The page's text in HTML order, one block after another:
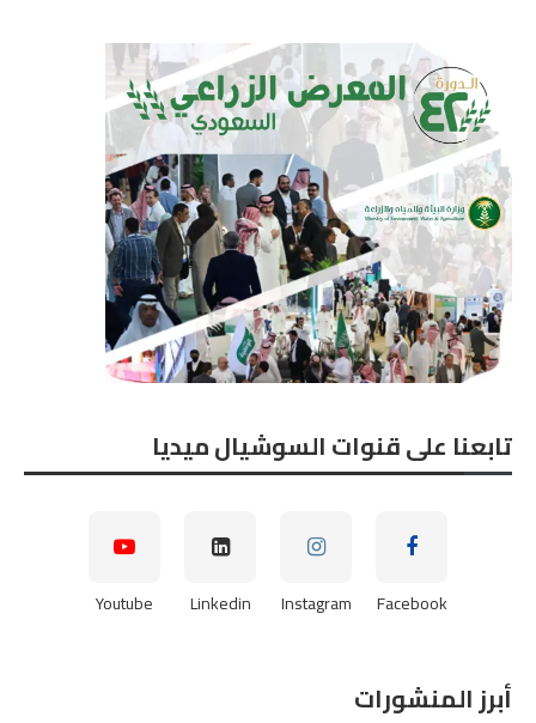
تابعنا على قنوات السوشيال ميديا
Facebook
Instagram
Linkedin
Youtube
أبرز المنشورات